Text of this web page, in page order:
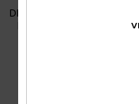
DIE GEWÜNSCHTE
LÄSST SICH ÜBER DIE